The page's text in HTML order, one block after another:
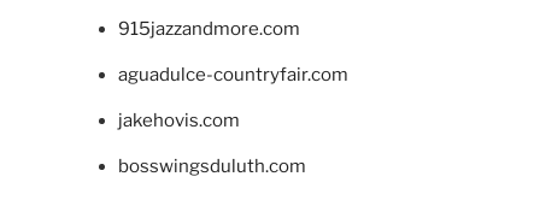
915jazzandmore.com
aguadulce-countryfair.com
jakehovis.com
bosswingsduluth.com